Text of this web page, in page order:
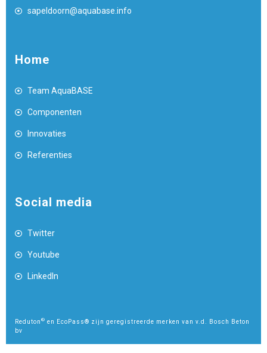
sapeldoorn@aquabase.info
Home
Team AquaBASE
Componenten
Innovaties
Referenties
Social media
Twitter
Youtube
LinkedIn
Reduton ® en EcoPass® zijn geregistreerde merken van v.d. Bosch Beton
bv